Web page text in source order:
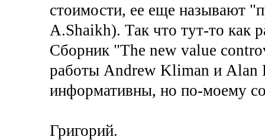
стоимости, ее еще называют
A.Shaikh). Так что тут-то как
Сборник "The new value
работы Andrew Kliman и Alan
информативны, но по-моему
Григорий.